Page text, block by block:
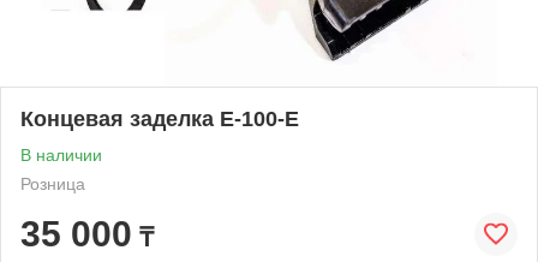
Концевая заделка E-100-E
В наличии
Розница
35 000 ₸